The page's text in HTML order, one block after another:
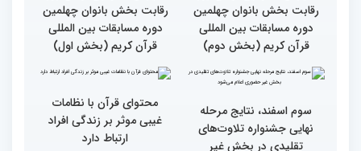
کریم از باغ موزه دفاع
مقدس(بخش اول)
گزارش تصویری اولین روز
رقابت بخش بانوان چهلمین
دوره مسابقات بین المللی
قرآن کریم (بخش دوم)
رقابت بخش بانوان چهلمین
دوره مسابقات بین المللی
قرآن کریم (بخش اول)